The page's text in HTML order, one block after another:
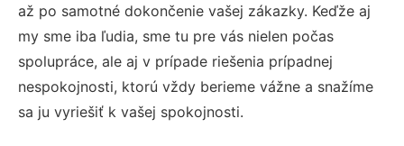
až po samotné dokončenie vašej zákazky. Keďže aj
my sme iba ľudia, sme tu pre vás nielen počas
spolupráce, ale aj v prípade riešenia prípadnej
nespokojnosti, ktorú vždy berieme vážne a snažíme
sa ju vyriešiť k vašej spokojnosti.